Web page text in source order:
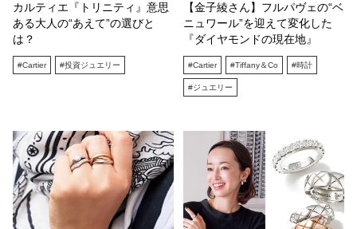
カルティエ『トリニティ』意思
ある大人の“あえて”の選びと
は？
#Cartier #投資ジュエリー
【金子綾さん】フルパヴェの“ベ
ニュワール”を迎えて変化した
『ダイヤモンドの現在地』
#Cartier #Tiffany＆Co #時計
#ジュエリー